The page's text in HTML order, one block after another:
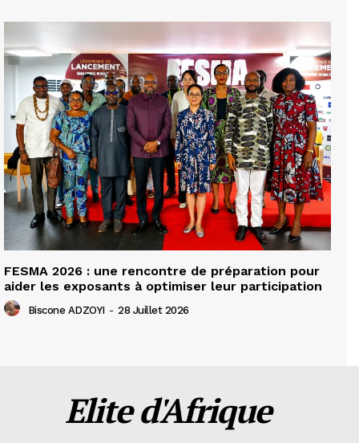
FESMA 2026 : une rencontre de préparation pour
aider les exposants à optimiser leur participation
Biscone ADZOYI - 28 Juillet 2026
Elite d'Afrique